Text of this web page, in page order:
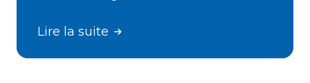
Lire la suite